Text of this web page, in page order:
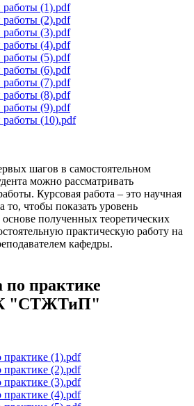
(1).pdf
(2).pdf
(3).pdf
(4).pdf
(5).pdf
(6).pdf
(7).pdf
(8).pdf
(9).pdf
(10).pdf
шагов в самостоятельном
можно рассматривать
Курсовая работа – это научная
то, чтобы показать уровень
основе полученных теоретических
практическую работу на
кафедры.
по практике
"СТЖТиП"
(1).pdf
(2).pdf
(3).pdf
(4).pdf